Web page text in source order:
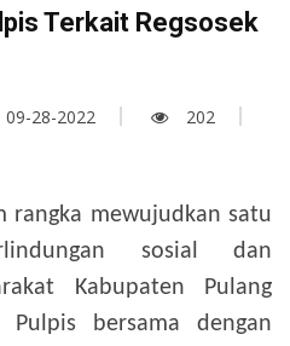
Terkait Regsosek
09-28-2022
202
rangka mewujudkan satu
sosial dan
Kabupaten Pulang
Pulpis bersama dengan